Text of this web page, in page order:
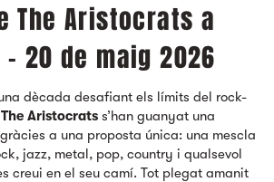
The Aristocrats a
20 de maig 2026
dècada desafiant els límits del rock-
The Aristocrats s’han guanyat una
a una proposta única: una mescla
jazz, metal, pop, country i qualsevol
creui en el seu camí. Tot plegat amanit